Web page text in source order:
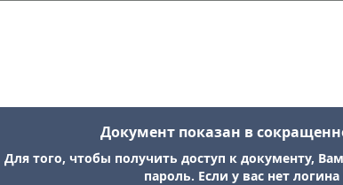
Документ показан в
Для того, чтобы получить доступ к документу,
пароль. Если у вас нет